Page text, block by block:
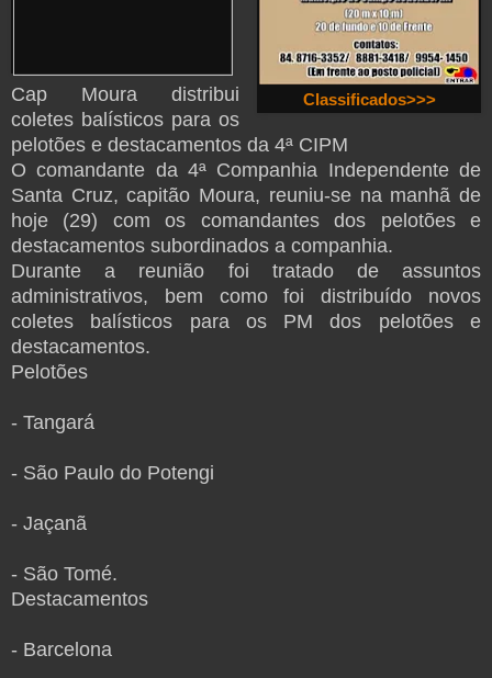
Classificados>>>
Cap Moura distribui
coletes balísticos para os
pelotões e destacamentos da 4ª CIPM
O comandante da 4ª Companhia Independente de
Santa Cruz, capitão Moura, reuniu-se na manhã de
hoje (29) com os comandantes dos pelotões e
destacamentos subordinados a companhia.
Durante a reunião foi tratado de assuntos
administrativos, bem como foi distribuído novos
coletes balísticos para os PM dos pelotões e
destacamentos.
Pelotões
- Tangará
- São Paulo do Potengi
- Jaçanã
- São Tomé.
Destacamentos
- Barcelona